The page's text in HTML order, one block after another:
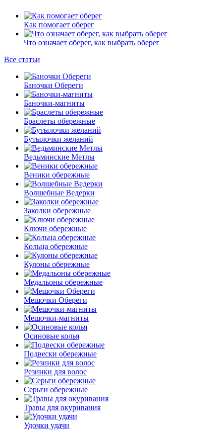
Как помогает оберег
Что означает оберег, как выбрать оберег
Все статьи
Баночки Обереги
Баночки-магниты
Браслеты обережные
Бутылочки желаний
Ведьминские Метлы
Веники обережные
Волшебные Ведерки
Заколки обережные
Ключи обережные
Кольца обережные
Кулоны обережные
Медальоны обережные
Мешочки Обереги
Мешочки-магниты
Осиновые колья
Подвески обережные
Резинки для волос
Серьги обережные
Травы для окуривания
Удочки удачи